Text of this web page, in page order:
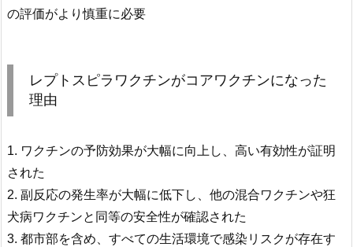
の評価がより慎重に必要
レプトスピラワクチンがコアワクチンになった
理由
1. ワクチンの予防効果が大幅に向上し、高い有効性が証明
された
2. 副反応の発生率が大幅に低下し、他の混合ワクチンや狂
犬病ワクチンと同等の安全性が確認された
3. 都市部を含め、すべての生活環境で感染リスクが存在す